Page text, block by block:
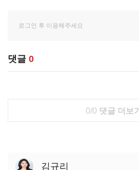
댓글 0
0/0 댓글 더보기
김규리